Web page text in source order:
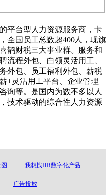
平台型人力资源服务商，卡
全国员工总数超400人，现旗
鹊财税三大事业群。服务和
流程外包、白领灵活用工、
外包、员工福利外包、薪税
+灵活用工平台、企业管理
询等。是国内为数不多以人
技术驱动的综合性人力资源
图 我想找HR数字化产品
广告投放